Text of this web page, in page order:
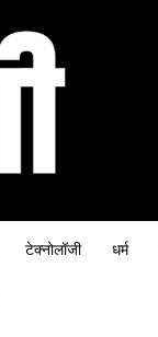
टेक्नोलॉजी धर्म